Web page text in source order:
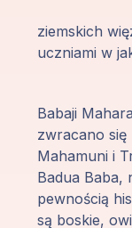
Guruji
Sklep
Wpłać
darowiznę
ziemskich
uczniami w
Babaji
zwracano się
Mahamuni i
Badua Baba,
pewnością
są boskie,